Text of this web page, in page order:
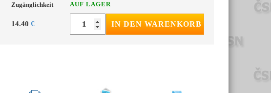
Zugänglichkeit AUF LAGER
14.40 € IN DEN WARENKORB